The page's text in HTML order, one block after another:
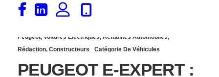
Peugeot, Voitures Électriques, Actualités Automobiles,
Rédaction, Constructeurs Catégorie De Véhicules
PEUGEOT E-EXPERT :